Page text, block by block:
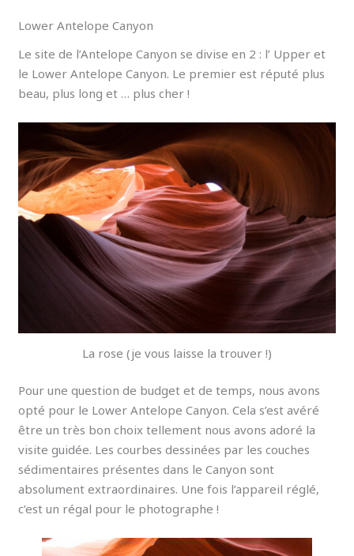
Lower Antelope Canyon
Le site de l’Antelope Canyon se divise en 2 : l’ Upper et
le Lower Antelope Canyon. Le premier est réputé plus
beau, plus long et … plus cher !
La rose (je vous laisse la trouver !)
Pour une question de budget et de temps, nous avons
opté pour le Lower Antelope Canyon. Cela s’est avéré
être un très bon choix tellement nous avons adoré la
visite guidée. Les courbes dessinées par les couches
sédimentaires présentes dans le Canyon sont
absolument extraordinaires. Une fois l’appareil réglé,
c’est un régal pour le photographe !